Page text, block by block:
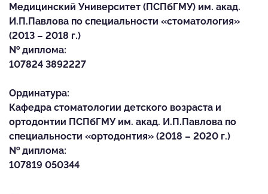
Медицинский Университет (ПСПбГМУ) им. акад.
И.П.Павлова по специальности «стоматология»
(2013 – 2018 г.)
№ диплома:
107824 3892227
Ординатура:
Кафедра стоматологии детского возраста и
ортодонтии ПСПбГМУ им. акад. И.П.Павлова по
специальности «ортодонтия» (2018 – 2020 г.)
№ диплома:
107819 050344